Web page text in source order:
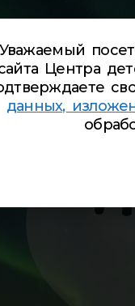
Уважаемый
Центра
данных,